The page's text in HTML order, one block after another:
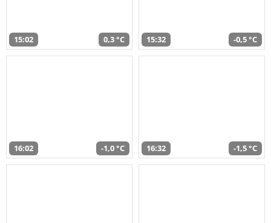
15:02 0,3 °C 15:32 -0,5 °C
16:02 -1,0 °C 16:32 -1,5 °C